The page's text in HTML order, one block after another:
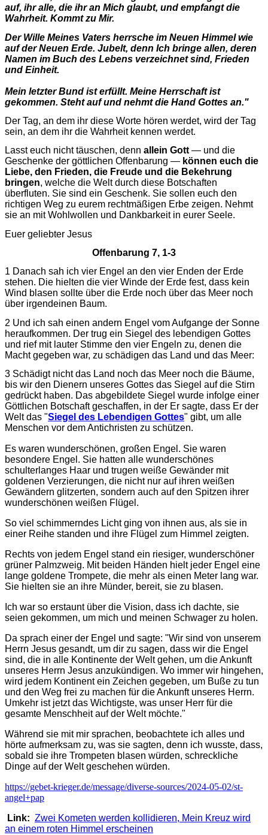
auf, ihr alle, die ihr an Mich glaubt, und empfangt die
Wahrheit. Kommt zu Mir.
Der Wille Meines Vaters herrsche im Neuen Himmel wie
auf der Neuen Erde. Jubelt, denn Ich bringe allen, deren
Namen im Buch des Lebens verzeichnet sind, Frieden
und Einheit.
Mein letzter Bund ist erfüllt. Meine Herrschaft ist
gekommen. Steht auf und nehmt die Hand Gottes an."
Der Tag, an dem ihr diese Worte hören werdet, wird der Tag
sein, an dem ihr die Wahrheit kennen werdet.
Lasst euch nicht täuschen, denn allein Gott — und die
Geschenke der göttlichen Offenbarung — können euch die
Liebe, den Frieden, die Freude und die Bekehrung
bringen, welche die Welt durch diese Botschaften
überfluten. Sie sind ein Geschenk. Sie sollen euch den
richtigen Weg zu eurem rechtmäßigen Erbe zeigen. Nehmt
sie an mit Wohlwollen und Dankbarkeit in eurer Seele.
Euer geliebter Jesus
Offenbarung 7, 1-3
1 Danach sah ich vier Engel an den vier Enden der Erde
stehen. Die hielten die vier Winde der Erde fest, dass kein
Wind blasen sollte über die Erde noch über das Meer noch
über irgendeinen Baum.
2 Und ich sah einen andern Engel vom Aufgange der Sonne
heraufkommen. Der trug ein Siegel des lebendigen Gottes
und rief mit lauter Stimme den vier Engeln zu, denen die
Macht gegeben war, zu schädigen das Land und das Meer:
3 Schädigt nicht das Land noch das Meer noch die Bäume,
bis wir den Dienern unseres Gottes das Siegel auf die Stirn
gedrückt haben. Das abgebildete Siegel wurde infolge einer
Göttlichen Botschaft geschaffen, in der Er sagte, dass Er der
Welt das "Siegel des Lebendigen Gottes" gibt, um alle
Menschen vor dem Antichristen zu schützen.
Es waren wunderschönen, großen Engel. Sie waren
besondere Engel. Sie hatten alle wunderschönes
schulterlanges Haar und trugen weiße Gewänder mit
goldenen Verzierungen, die nicht nur auf ihren weißen
Gewändern glitzerten, sondern auch auf den Spitzen ihrer
wunderschönen weißen Flügel.
So viel schimmerndes Licht ging von ihnen aus, als sie in
einer Reihe standen und ihre Flügel zum Himmel zeigten.
Rechts von jedem Engel stand ein riesiger, wunderschöner
grüner Palmzweig. Mit beiden Händen hielt jeder Engel eine
lange goldene Trompete, die mehr als einen Meter lang war.
Sie hielten sie an ihre Münder, bereit, sie zu blasen.
Ich war so erstaunt über die Vision, dass ich dachte, sie
seien gekommen, um mich und meinen Schwager zu holen.
Da sprach einer der Engel und sagte: "Wir sind von unserem
Herrn Jesus gesandt, um dir zu sagen, dass wir die Engel
sind, die in alle Kontinente der Welt gehen, um die Ankunft
unseres Herrn Jesus anzukündigen. Wo immer wir hingehen,
wird jedem Kontinent ein Zeichen gegeben, um Buße zu tun
und den Weg frei zu machen für die Ankunft unseres Herrn.
Umkehr ist jetzt das Wichtigste, was unser Herr für die
gesamte Menschheit auf der Welt möchte."
Während sie mit mir sprachen, beobachtete ich alles und
hörte aufmerksam zu, was sie sagten, denn ich wusste, dass,
sobald sie ihre Trompeten blasen würden, schreckliche
Dinge auf der Welt geschehen würden.
https://gebet-krieger.de/message/diverse-sources/2024-05-02/st-
angel+pap
Link: Zwei Kometen werden kollidieren, Mein Kreuz wird
an einem roten Himmel erscheinen